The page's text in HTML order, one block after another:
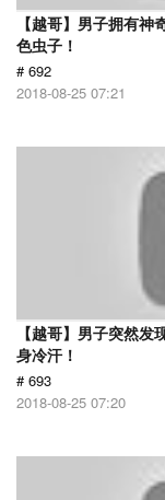
【越哥】男子拥有
色虫子！
# 692
2018-08-25 07:21
【越哥】男子突然
身冷汗！
# 693
2018-08-25 07:20